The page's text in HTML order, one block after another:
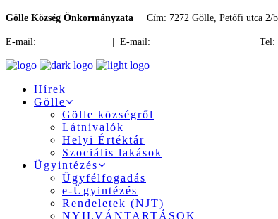
Gölle Község Önkormányzata | Cím: 7272 Gölle, Petőfi utca 2/
E-mail: | E-mail: | Tel:
Hírek
Gölle
Gölle községről
Látnivalók
Helyi Értéktár
Szociális lakások
Ügyintézés
Ügyfélfogadás
e-Ügyintézés
Rendeletek (NJT)
NYILVÁNTARTÁSOK